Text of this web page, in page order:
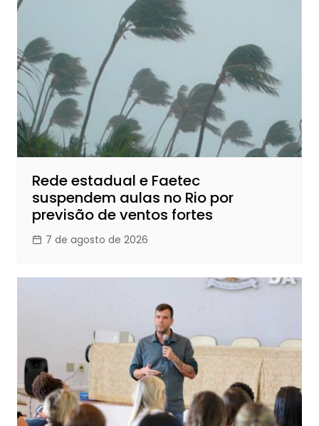
Rede estadual e Faetec
suspendem aulas no Rio por
previsão de ventos fortes
7 de agosto de 2026